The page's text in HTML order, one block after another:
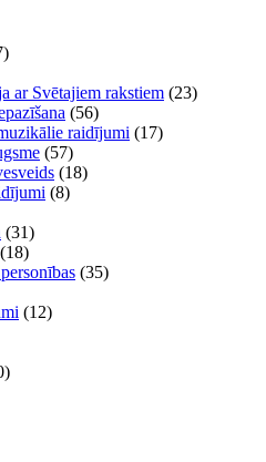
ar Svētajiem rakstiem (23)
(56)
raidījumi (17)
(57)
(18)
(8)
(31)
(18)
(35)
(12)